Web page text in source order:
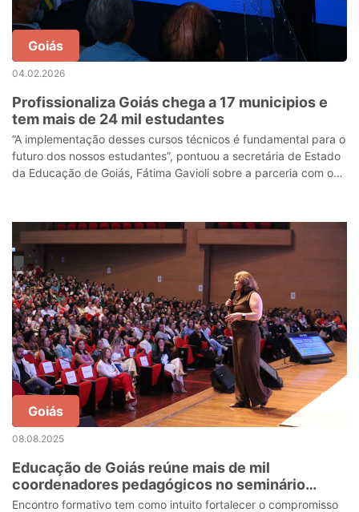
Goiás
04.02.2026
Profissionaliza Goiás chega a 17 municipios e
tem mais de 24 mil estudantes
”A implementação desses cursos técnicos é fundamental para o
futuro dos nossos estudantes”, pontuou a secretária de Estado
da Educação de Goiás, Fátima Gavioli sobre a parceria com o
Goiás
08.08.2025
Educação de Goiás reúne mais de mil
coordenadores pedagógicos no seminário
Recompor com Equidade, em Goiânia
Encontro formativo tem como intuito fortalecer o compromisso